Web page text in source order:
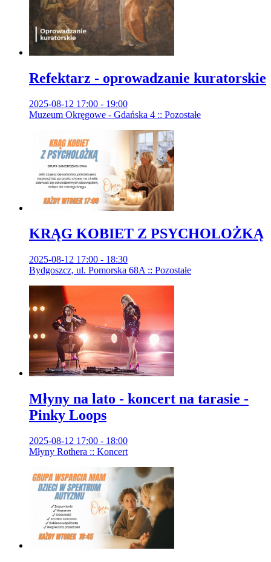
Refektarz - oprowadzanie kuratorskie
2025-08-12 17:00 - 19:00
Muzeum Okręgowe - Gdańska 4 :: Pozostałe
KRĄG KOBIET Z PSYCHOLOŻKĄ
2025-08-12 17:00 - 18:30
Bydgoszcz, ul. Pomorska 68A :: Pozostałe
Młyny na lato - koncert na tarasie -
Pinky Loops
2025-08-12 17:00 - 18:00
Młyny Rothera :: Koncert